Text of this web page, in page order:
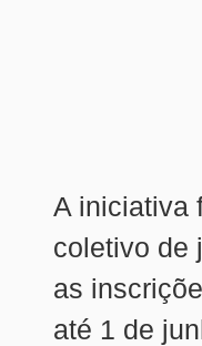
A iniciativa
coletivo de
as
até 1 de